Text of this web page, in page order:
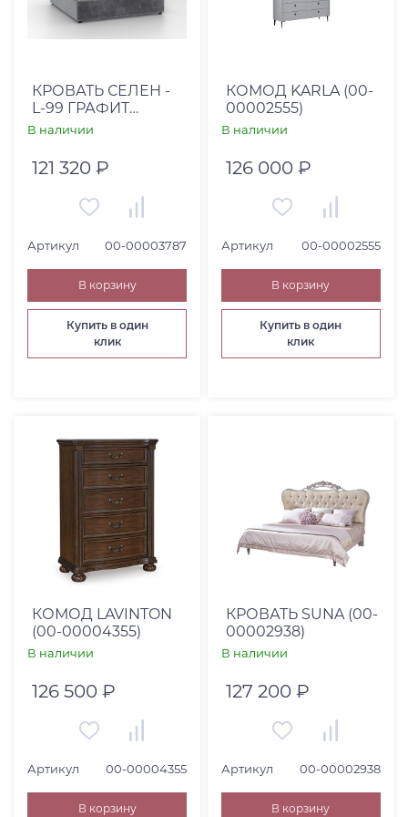
КРОВАТЬ СЕЛЕН -
L-99 ГРАФИТ
ШЕЛКОГРАФИЯ 180
В наличии
121 320 ₽
Артикул 00-00003787
В корзину
Купить в один
клик
КОМОД KARLA (00-
00002555)
В наличии
126 000 ₽
Артикул 00-00002555
В корзину
Купить в один
клик
КОМОД LAVINTON
(00-00004355)
В наличии
126 500 ₽
Артикул 00-00004355
В корзину
КРОВАТЬ SUNA (00-
00002938)
В наличии
127 200 ₽
Артикул 00-00002938
В корзину